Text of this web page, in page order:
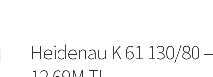
Heidenau K 61 130/80 –